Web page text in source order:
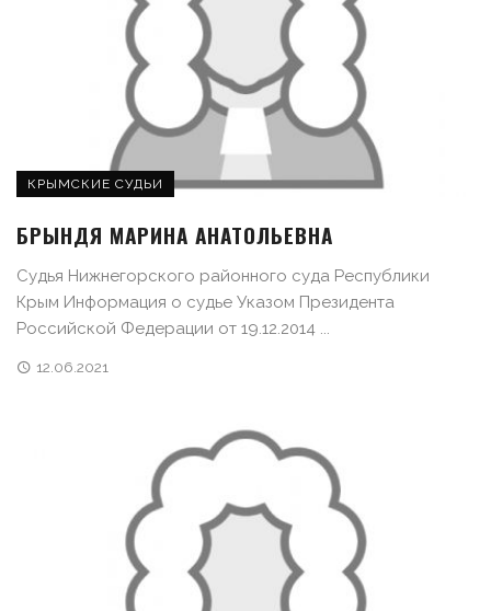
КРЫМСКИЕ СУДЬИ
БРЫНДЯ МАРИНА АНАТОЛЬЕВНА
Судья Нижнегорского районного суда Республики
Крым Информация о судье Указом Президента
Российской Федерации от 19.12.2014 ...
12.06.2021